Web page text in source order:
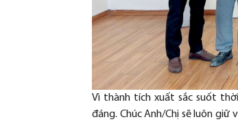
Vì thành tích xuất sắc suốt
đáng. Chúc Anh/Chị sẽ luôn